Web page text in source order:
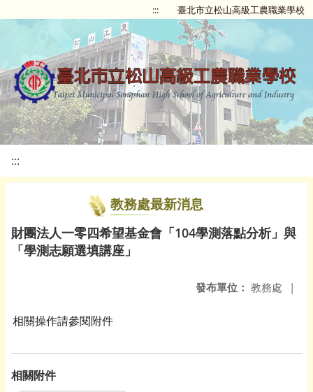
::: 臺北市立松山高級工農職業學校
:::
教務處最新消息
財團法人一零四希望基金會「104學測落點分析」與
「學測志願選填講座」
發布單位： 教務處 |
相關操作請參閱附件
相關附件